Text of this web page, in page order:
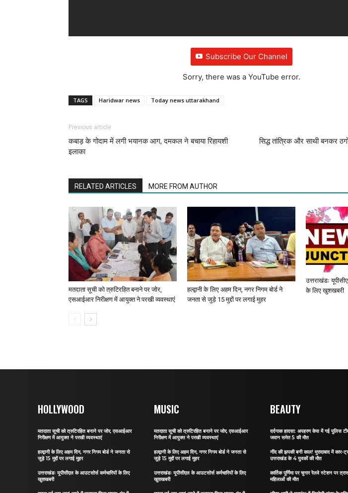
Subscribe Our Channel
Sorry, there was a YouTube error.
TAGS Haridwar news Today news uttarakhand
Previous article
कबाड़ के गोदाम में लगी भयानक आग, दमकल ने बचाया रिहायशी
इलाका
सिद्ध तांत्रिक और साथी बनकर
RELATED ARTICLES MORE FROM AUTHOR
मतदाता सूची को त्रुटिरहित बनाने पर जोर,
एसआईआर निरीक्षण में आयुक्त ने परखी व्यवस्थाएं
हल्द्वानी के लिए अहम दिन, नगर निगम बोर्ड ने
जनता से जुड़े 15 मुद्दों पर लगाई मुहर
उत्तराखंडः
के लिए खुशखबरी
HOLLYWOOD
मतदाता सूची को त्रुटिरहित बनाने पर जोर, एसआईआर
निरीक्षण में आयुक्त ने परखी व्यवस्थाएं
हल्द्वानी के लिए अहम दिन, नगर निगम बोर्ड ने जनता से
जुड़े 15 मुद्दों पर लगाई मुहर
उत्तराखंडः यूपीसीएल के आउटसोर्स कर्मचारियों के लिए
खुशखबरी
MUSIC
मतदाता सूची को त्रुटिरहित बनाने पर जोर, एसआईआर
निरीक्षण में आयुक्त ने परखी व्यवस्थाएं
हल्द्वानी के लिए अहम दिन, नगर निगम बोर्ड ने जनता से
जुड़े 15 मुद्दों पर लगाई मुहर
उत्तराखंडः यूपीसीएल के आउटसोर्स कर्मचारियों के लिए
खुशखबरी
BEAUTY
दर्दनाक हादसा: अपहरण केस में गई पुलिस
जवान समेत 5 की मौत
नींद की झपकी बनी काल! मुरादाबाद में कार-
उत्तराखंड के 4 युवकों की मौत
कार्तिक पूर्णिमा पर चुनार रेलवे स्टेशन पर
महिलाओं की मौत